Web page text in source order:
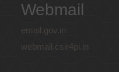
Webmail
email.gov.in
webmail.csir4pi.in